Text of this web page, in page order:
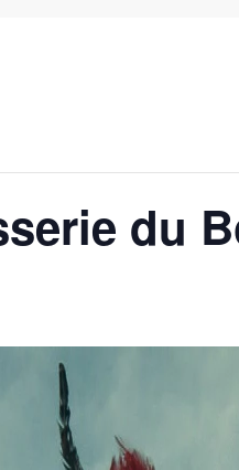
AGALMA PADAW0NE
JEREMY KUPROWSKIdu